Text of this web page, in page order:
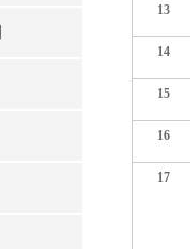
13
14
15
16
17